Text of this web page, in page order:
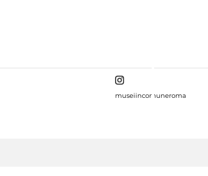
museiincomuneroma